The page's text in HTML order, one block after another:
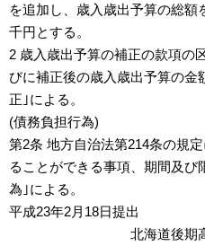
を追加し、歳入歳出予算の総額
千円とする。
2 歳入歳出予算の補正の款項の
びに補正後の歳入歳出予算の金
正｣による。
(債務負担行為)
第2条 地方自治法第214条の規
ることができる事項、期間及び
為｣による。
平成23年2月18日提出
北海道後期